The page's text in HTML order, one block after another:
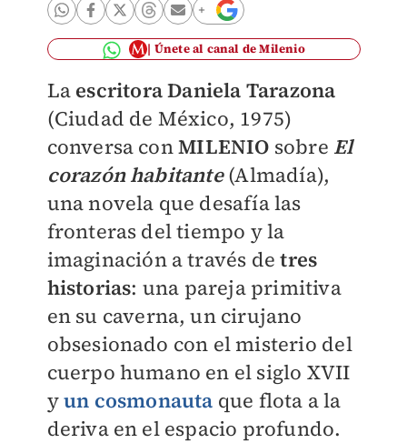
Únete al canal de Milenio
La escritora Daniela Tarazona
(Ciudad de México, 1975)
conversa conMILENIO sobre El
corazón habitante(Almadía),
una novela que desafía las
fronteras del tiempo y la
imaginación a través de tres
historias: una pareja primitiva
en su caverna, un cirujano
obsesionado con el misterio del
cuerpo humano en el siglo XVII
yun cosmonauta que flota a la
deriva en el espacio profundo.